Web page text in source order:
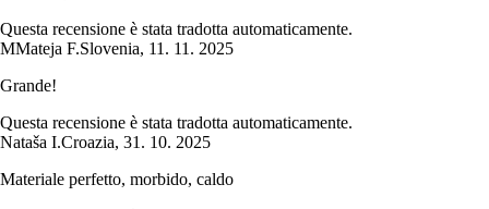
Questa recensione è stata tradotta automaticamente.
MMateja F.Slovenia, 11. 11. 2025
Grande!
Questa recensione è stata tradotta automaticamente.
Nataša I.Croazia, 31. 10. 2025
Materiale perfetto, morbido, caldo